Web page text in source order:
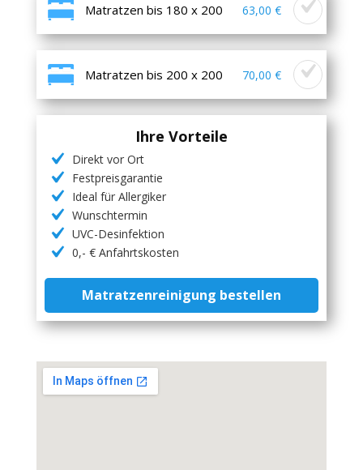
Matratzen bis 180 x 200 63,00 €
Matratzen bis 200 x 200 70,00 €
Ihre Vorteile
Direkt vor Ort
Festpreisgarantie
Ideal für Allergiker
Wunschtermin
UVC-Desinfektion
0,- € Anfahrtskosten
Matratzenreinigung bestellen